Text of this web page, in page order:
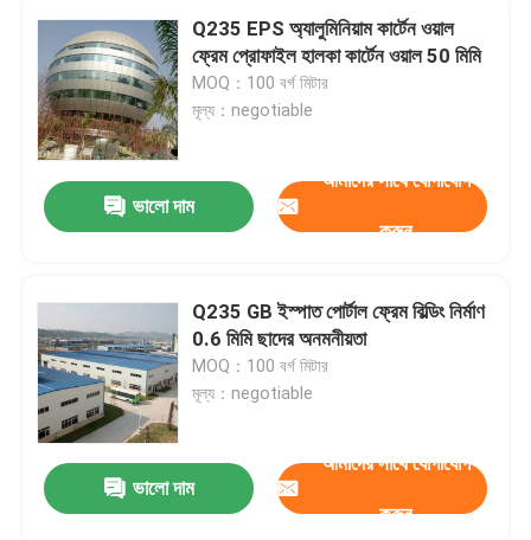
Q235 EPS অ্যালুমিনিয়াম কার্টেন ওয়াল
ফ্রেম প্রোফাইল হালকা কার্টেন ওয়াল 50 মিমি
MOQ：100 বর্গ মিটার
মূল্য：negotiable
ভালো দাম
আমাদের সাথে যোগাযোগ
করুন
Q235 GB ইস্পাত পোর্টাল ফ্রেম বিল্ডিং নির্মাণ
0.6 মিমি ছাদের অনমনীয়তা
MOQ：100 বর্গ মিটার
মূল্য：negotiable
ভালো দাম
আমাদের সাথে যোগাযোগ
করুন